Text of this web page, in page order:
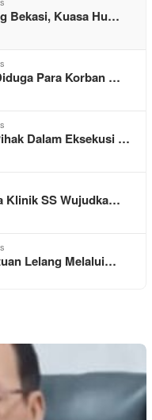
Bekasi, Kuasa Hu…
Para Korban …
Dalam Eksekusi …
Klinik SS Wujudka…
Lelang Melalui…